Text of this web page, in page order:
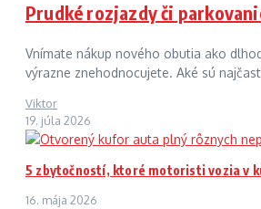
Prudké rozjazdy či
Vnímate nákup nového obutia ako
výrazne znehodnocujete. Aké sú
Viktor
19. júla 2026
5 zbytočností, ktoré motoristi vozia v
16. mája 2026